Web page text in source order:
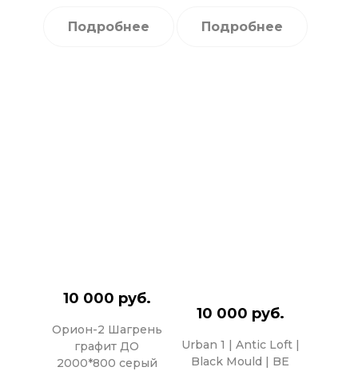
Подробнее Подробнее
10 000 руб.
Орион-2 Шагрень
графит ДО
2000*800 серый
10 000 руб.
Urban 1 | Antic Loft |
Black Mould | BE